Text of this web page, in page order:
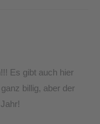
Es gibt auch hier
billig, aber der